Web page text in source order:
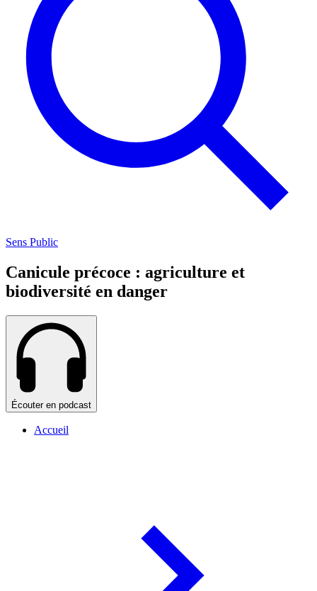
Sens Public
Canicule précoce : agriculture et
biodiversité en danger
Écouter en podcast
Accueil